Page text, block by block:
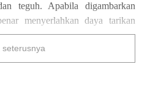
teguh. Apabila digambarkan
menyerlahkan daya tarikan
koleksi ilustrasi bunga biru.
seterusnya